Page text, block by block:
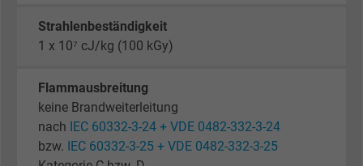
Strahlenbeständigkeit
1 x 10⁷ cJ/kg (100 kGy)
Flammausbreitung
keine Brandweiterleitung
nach IEC 60332-3-24 + VDE 0482-332-3-24
bzw. IEC 60332-3-25 + VDE 0482-332-3-25